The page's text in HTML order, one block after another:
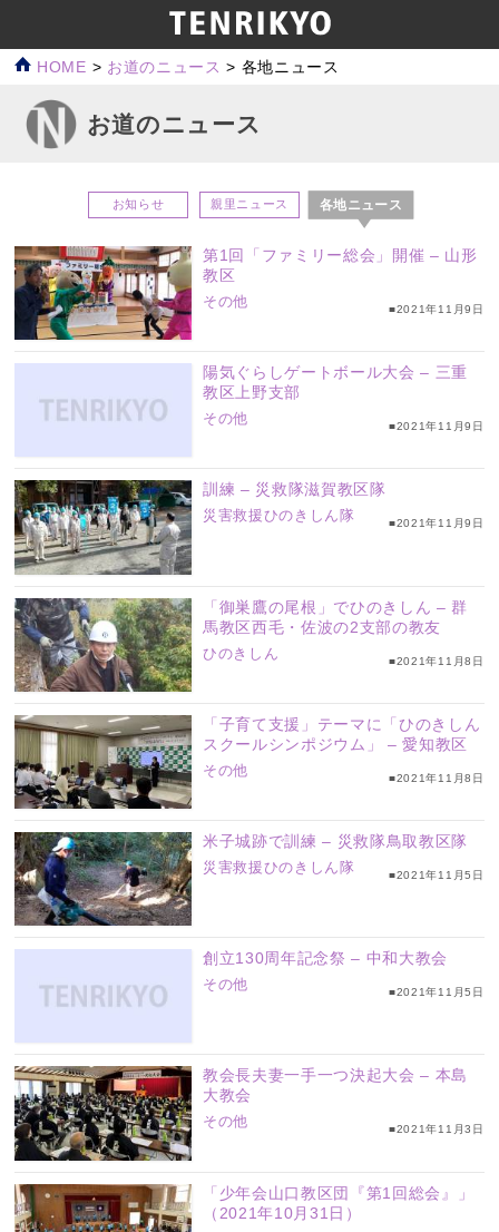
HOME > お道のニュース > 各地ニュース
お道のニュース
お知らせ 親里ニュース 各地ニュース
第1回「ファミリー総会」開催 – 山形
教区
その他
■2021年11月9日
陽気ぐらしゲートボール大会 – 三重
教区上野支部
その他
■2021年11月9日
訓練 – 災救隊滋賀教区隊
災害救援ひのきしん隊
■2021年11月9日
「御巣鷹の尾根」でひのきしん – 群
馬教区西毛・佐波の2支部の教友
ひのきしん
■2021年11月8日
「子育て支援」テーマに「ひのきしん
スクールシンポジウム」 – 愛知教区
その他
■2021年11月8日
米子城跡で訓練 – 災救隊鳥取教区隊
災害救援ひのきしん隊
■2021年11月5日
創立130周年記念祭 – 中和大教会
その他
■2021年11月5日
教会長夫妻一手一つ決起大会 – 本島
大教会
その他
■2021年11月3日
「少年会山口教区団『第1回総会』」
（2021年10月31日）